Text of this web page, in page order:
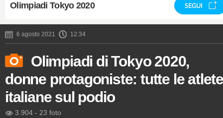
Olimpiadi Tokyo 2020 SEGUI
6 agosto 2021 12:34
Olimpiadi di Tokyo 2020,
donne protagoniste: tutte le atlete
italiane sul podio
3.904 - 23 foto